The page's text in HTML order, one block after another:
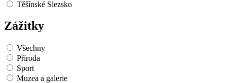
Těšínské Slezsko
Zážitky
Všechny
Příroda
Sport
Muzea a galerie